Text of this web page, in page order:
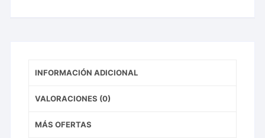
INFORMACIÓN ADICIONAL
VALORACIONES (0)
MÁS OFERTAS